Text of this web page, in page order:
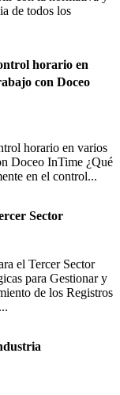
de todos los
horario en
con Doceo
horario en varios
Doceo InTime ¿Qué
en el control...
Sector
el Tercer Sector
para Gestionar y
de los Registros